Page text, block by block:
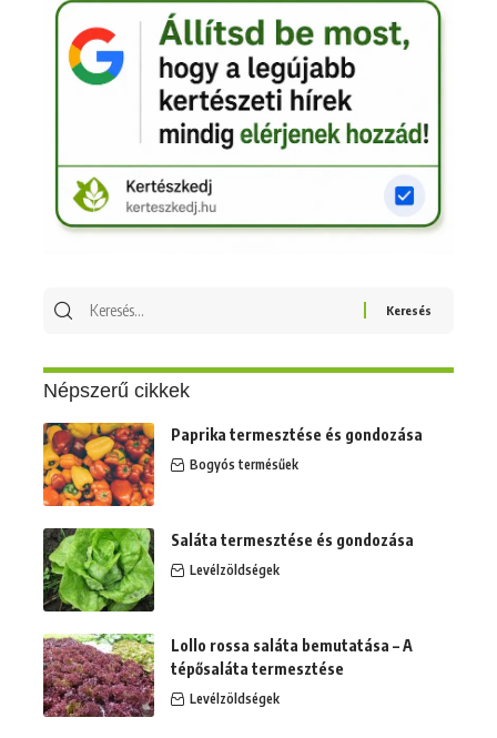
Keresés
Népszerű cikkek
Paprika termesztése és gondozása
Bogyós termésűek
Saláta termesztése és gondozása
Levélzöldségek
Lollo rossa saláta bemutatása – A
tépősaláta termesztése
Levélzöldségek